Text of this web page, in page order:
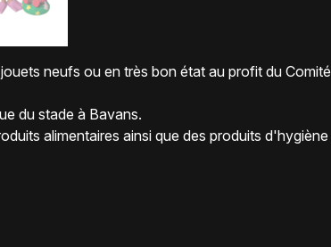
neufs ou en très bon état au profit du
du stade à Bavans.
alimentaires ainsi que des produits